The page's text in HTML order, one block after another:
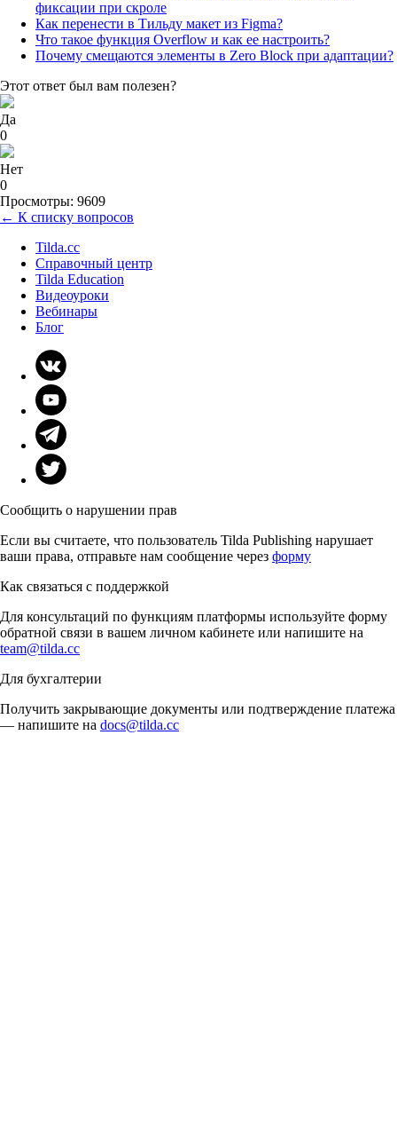
фиксации при скроле
Как перенести в Тильду макет из Figma?
Что такое функция Overflow и как ее настроить?
Почему смещаются элементы в Zero Block при адаптации?
Этот ответ был вам полезен?
Да
0
Нет
0
Просмотры: 9609
← К списку вопросов
Tilda.cc
Справочный центр
Tilda Education
Видеоуроки
Вебинары
Блог
Сообщить о нарушении прав
Если вы считаете, что пользователь Tilda Publishing нарушает
ваши права, отправьте нам сообщение через форму
Как связаться с поддержкой
Для консультаций по функциям платформы используйте форму
обратной связи в вашем личном кабинете или напишите на
team@tilda.cc
Для бухгалтерии
Получить закрывающие документы или подтверждение платежа
— напишите на docs@tilda.cc